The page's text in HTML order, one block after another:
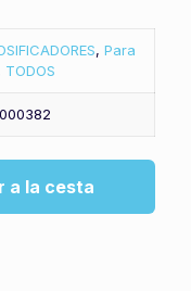
, Para
TODOS
a la cesta